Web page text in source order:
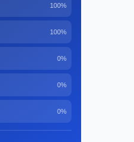
100%
100%
0%
0%
0%